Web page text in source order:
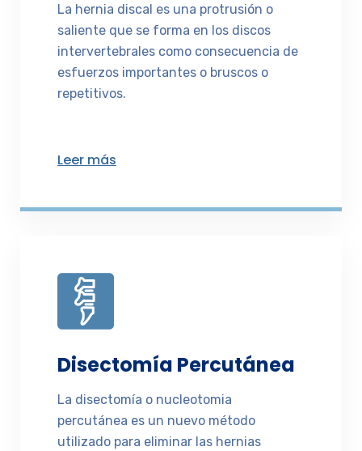
La hernia discal es una protrusión o
saliente que se forma en los discos
intervertebrales como consecuencia de
esfuerzos importantes o bruscos o
repetitivos.
Leer más
Disectomía Percutánea
La disectomía o nucleotomia
percutánea es un nuevo método
utilizado para eliminar las hernias